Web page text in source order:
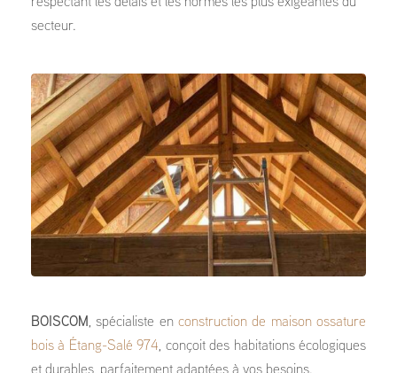
respectant les délais et les normes les plus exigeantes du
secteur.
BOISCOM , spécialiste en construction de maison ossature
bois à Étang-Salé 974, conçoit des habitations écologiques